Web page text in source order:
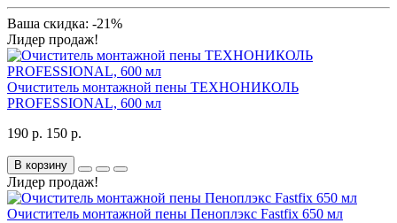
Ваша скидка: -21%
Лидер продаж!
Очиститель монтажной пены ТЕХНОНИКОЛЬ
PROFESSIONAL, 600 мл
190 р. 150 р.
В корзину
Лидер продаж!
Очиститель монтажной пены Пеноплэкс Fastfix 650 мл